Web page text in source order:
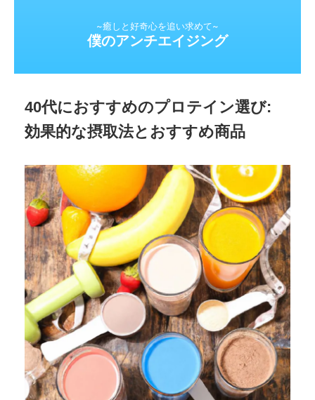
~癒しと好奇心を追い求めて~
僕のアンチエイジング
40代におすすめのプロテイン選び:
効果的な摂取法とおすすめ商品